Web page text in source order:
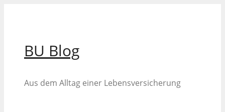
BU Blog
Aus dem Alltag einer Lebensversicherung